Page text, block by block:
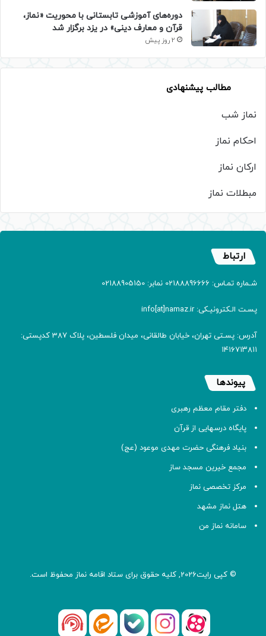
دوره‌های آموزشی تابستانی با محوریت «نماز،
قرآن و معارف دینی» در یزد برگزار شد
2 روز پیش
مطالب پیشنهادی
نماز شب
احکام نماز
ارکان نماز
مبطلات نماز
ارتباط
شـماره تمـاس: 02188896666 نمابر: 02188905150
پسـت الـکترونیـکی: info[at]namaz.ir
آدرس: پسـتی تهران، خیابان طالقانی، میدان فلسطین، پلاک 387 کدپستی:
۱۴۱۶۷۱۳۸۱۱
پیوندها
دفتر مقام معظم رهبری
پایگاه درسهایی از قرآن
بنیاد فرهنگی حضرت مهدی موعود (عج)
مجمع خیرین مسجد ساز
مرکز تخصصی نماز
هتل نماز مشهد
سامانه نماز من
© کپی رایت2026, کلیه حقوق برای ستاد اقامه نماز محفوظ است.
آپارات اینستاگرام
بله ایتا